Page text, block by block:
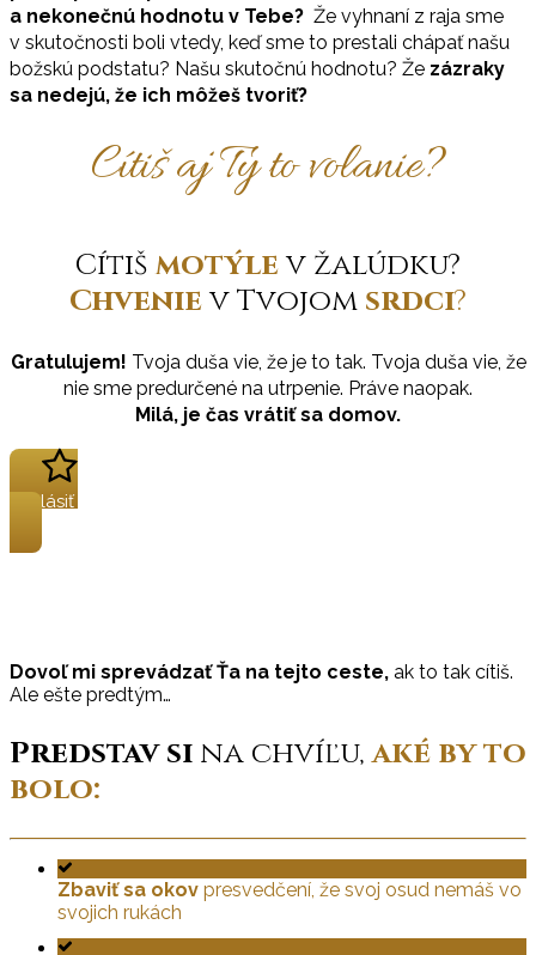
a nekonečnú hodnotu v Tebe? Že vyhnaní z raja sme
v skutočnosti boli vtedy, keď sme to prestali chápať našu
božskú podstatu? Našu skutočnú hodnotu? Že zázraky
sa nedejú, že ich môžeš tvoriť?
Cítiš aj Ty to volanie?
Cítiš motýlev žalúdku?
Chveniev Tvojom srdci?
Gratulujem! Tvoja duša vie, že je to tak. Tvoja duša vie, že
nie sme predurčené na utrpenie. Práve naopak.
Milá, je čas vrátiť sa domov.
Prihlásiť sa na kurz
Dovoľ mi sprevádzať Ťa na tejto ceste, ak to tak cítiš.
Ale ešte predtým…
Predstav si na chvíľu, aké by to
bolo:
Zbaviť sa okov presvedčení, že svoj osud nemáš vo
svojich rukách